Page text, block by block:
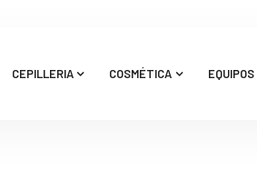
CEPILLERIA COSMÉTICA